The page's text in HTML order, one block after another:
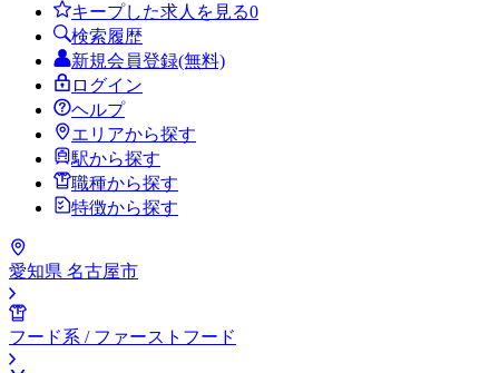
キープした求人を見る0
検索履歴
新規会員登録(無料)
ログイン
ヘルプ
エリアから探す
駅から探す
職種から探す
特徴から探す
愛知県 名古屋市
フード系 / ファーストフード